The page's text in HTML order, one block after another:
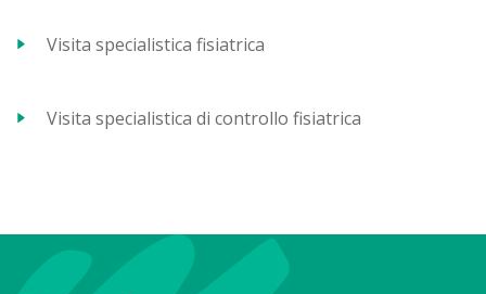
Visita specialistica fisiatrica
Visita specialistica di controllo fisiatrica